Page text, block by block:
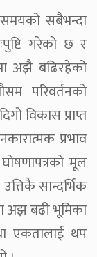
समयको सबैभन्दा
गरेको छ र
अझै बढिरहेको
परिवर्तनको
विकास प्राप्त
प्रभाव
मूल
सान्दर्भिक
अझ बढी भूमिका
एकतालाई थप